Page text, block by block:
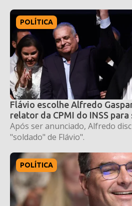
POLÍTICA
Flávio escolhe Alfredo
relator da CPMI do INSS para
Após ser anunciado, Alfredo
"soldado" de Flávio".
POLÍTICA